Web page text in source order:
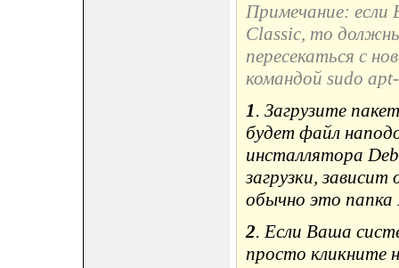
Примечание: если
Classic, то
пересекаться с
командой sudo
1. Загрузите
будет файл
инсталлятора
загрузки,
обычно это папка
2. Если Ваша
просто кликните